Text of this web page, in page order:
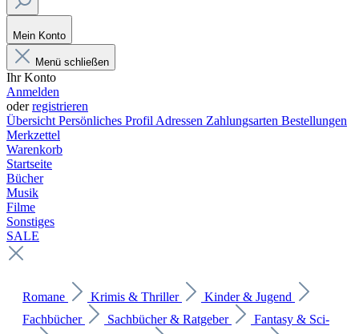
Mein Konto
Menü schließen
Ihr Konto
Anmelden
oderregistrieren
Übersicht Persönliches Profil Adressen Zahlungsarten Bestellungen
Merkzettel
Warenkorb
Startseite
Bücher
Musik
Filme
Sonstiges
SALE
Romane Krimis & Thriller
Kinder & Jugend
Fachbücher
Sachbücher & Ratgeber
Fantasy & Sci-